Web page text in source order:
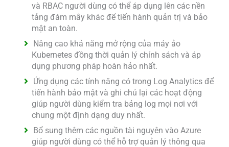
và RBAC người dùng có thể áp dụng lên các nền
tảng đám mây khác để tiến hành quản trị và bảo
mật an toàn.
Nâng cao khả năng mở rộng của máy ảo
Kubernetes đồng thời quản lý chính sách và áp
dụng phương pháp hoàn hảo nhất.
Ứng dụng các tính năng có trong Log Analytics để
tiến hành bảo mật và ghi chú lại các hoạt động
giúp người dùng kiểm tra bảng log mọi nơi với
chung một định dạng duy nhất.
Bổ sung thêm các nguồn tài nguyên vào Azure
giúp người dùng có thể hỗ trợ quản lý thông qua